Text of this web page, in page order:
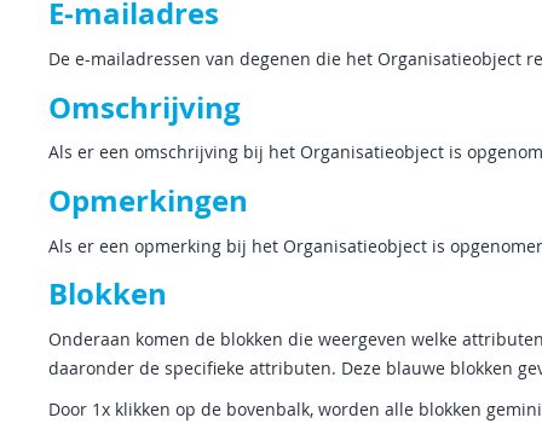
E-mailadres
De e-mailadressen van degenen die het Organisatieobject
Omschrijving
Als er een omschrijving bij het Organisatieobject is
Opmerkingen
Als er een opmerking bij het Organisatieobject is
Blokken
Onderaan komen de blokken die weergeven welke
daaronder de specifieke attributen. Deze blauwe blokken
Door 1x klikken op de bovenbalk, worden alle blokken